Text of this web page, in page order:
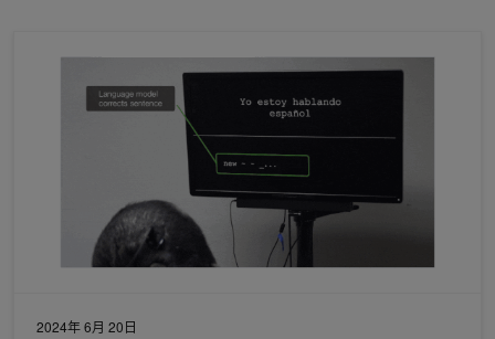
2024年 6月 20日